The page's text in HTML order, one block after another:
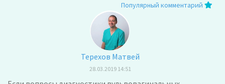
Популярный комментарий
Терехов Матвей
28.03.2019 14:51